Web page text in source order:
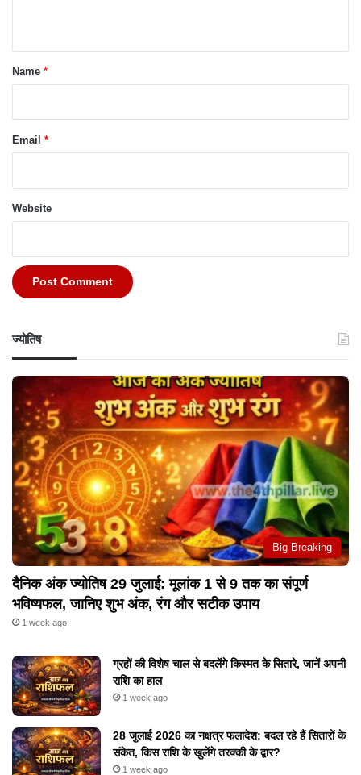
*Name *
Email *
Website
ज्योतिष
Big Breaking
दैनिक अंक ज्योतिष 29 जुलाई: मूलांक 1 से 9 तक का संपूर्ण
भविष्यफल, जानिए शुभ अंक, रंग और सटीक उपाय
1 week ago
ग्रहों की विशेष चाल से बदलेंगे किस्मत के सितारे, जानें अपनी
राशि का हाल
1 week ago
28 जुलाई 2026 का नक्षत्र फलादेश: बदल रहे हैं सितारों के
संकेत, किस राशि के खुलेंगे तरक्की के द्वार?
1 week ago